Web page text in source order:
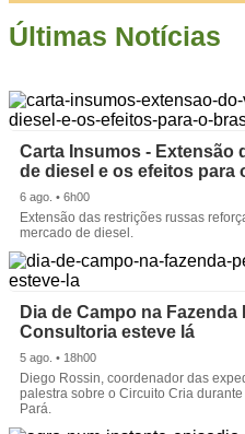
Últimas Notícias
Carta Insumos - Extensão
de diesel e os efeitos para
6 ago. • 6h00
Extensão das restrições russas
mercado de diesel.
Dia de Campo na Fazenda
Consultoria esteve lá
5 ago. • 18h00
Diego Rossin, coordenador das
palestra sobre o Circuito Cria
Pará.